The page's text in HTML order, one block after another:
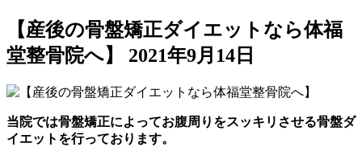
【産後の骨盤矯正ダイエットなら体福
堂整骨院へ】
2021年9月14日
当院では骨盤矯正によってお腹周りをスッキリさせる骨盤ダ
イエットを行っております。